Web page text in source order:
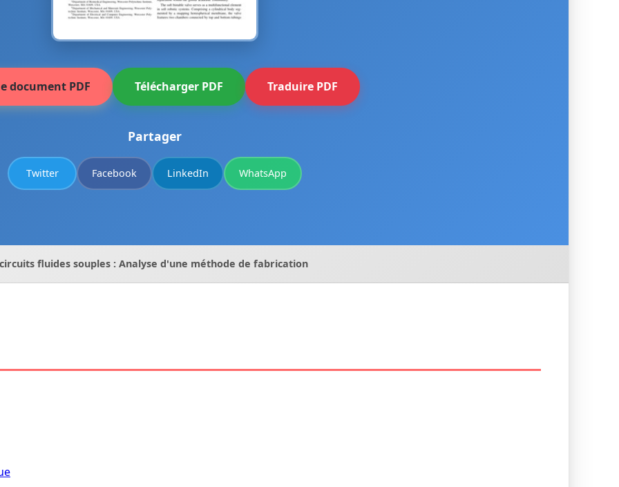
document PDF Télécharger PDF Traduire PDF
Partager
Twitter Facebook LinkedIn WhatsApp
fluides souples : Analyse d'une méthode de fabrication